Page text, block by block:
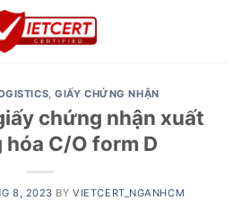
,GIẤY CHỨNG NHẬN
chứng nhận xuất
hóa C/O form D
8, 2023 BYVIETCERT_NGANHCM